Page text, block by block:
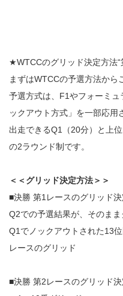
★WTCCのグリッド決定方法
まずはWTCCの予選方法から
予選方式は、F1やフォーミ
ックアウト方式」を一部応用
出走できるQ1（20分）と上
の2ラウンド制です。
＜＜グリッド決定方法＞＞
■決勝 第1レースのグリッド
Q2での予選結果が、そのまま
Q1でノックアウトされた13
レースのグリッド
■決勝 第2レースのグリッド